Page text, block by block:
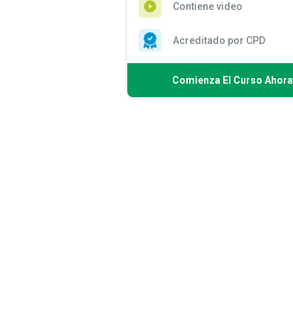
Contiene video
Acreditado por CPD
Comienza El Curso Ahora